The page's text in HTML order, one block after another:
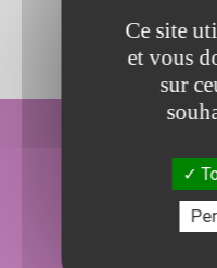
Ce site
et vous
sur